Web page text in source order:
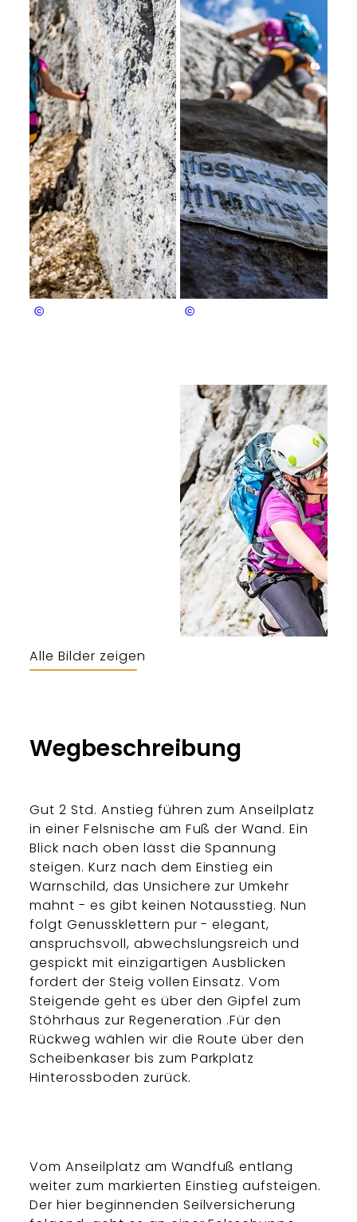
Berchtesgaden & Bad ReichenhallBerchtesgaden & Bad Reichenhall
Alle Bilder zeigen
Wegbeschreibung
Gut 2 Std. Anstieg führen zum Anseilplatz
in einer Felsnische am Fuß der Wand. Ein
Blick nach oben lässt die Spannung
steigen. Kurz nach dem Einstieg ein
Warnschild, das Unsichere zur Umkehr
mahnt - es gibt keinen Notausstieg. Nun
folgt Genussklettern pur - elegant,
anspruchsvoll, abwechslungsreich und
gespickt mit einzigartigen Ausblicken
fordert der Steig vollen Einsatz. Vom
Steigende geht es über den Gipfel zum
Stöhrhaus zur Regeneration .Für den
Rückweg wählen wir die Route über den
Scheibenkaser bis zum Parkplatz
Hinterossboden zurück.
Vom Anseilplatz am Wandfuß entlang
weiter zum markierten Einstieg aufsteigen.
Der hier beginnenden Seilversicherung